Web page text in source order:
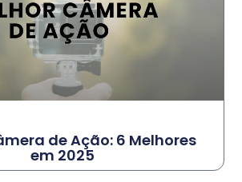
de Ação: 6 Melhores
em 2025